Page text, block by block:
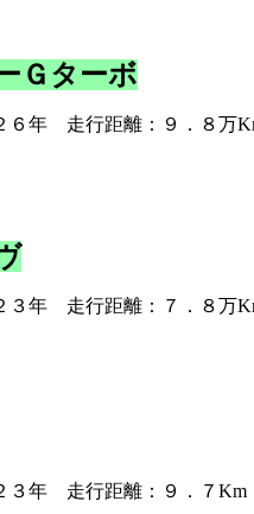
Ｇターボ
６年 走行距離：９．８万
３年 走行距離：７．８万
３年 走行距離：９．７